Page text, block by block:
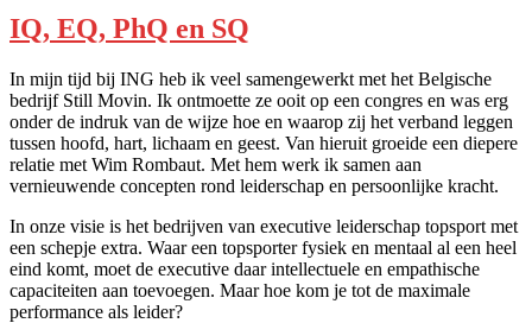
IQ, EQ, PhQ en SQ
In mijn tijd bij ING heb ik veel samengewerkt met het Belgische
bedrijf Still Movin. Ik ontmoette ze ooit op een congres en was erg
onder de indruk van de wijze hoe en waarop zij het verband leggen
tussen hoofd, hart, lichaam en geest. Van hieruit groeide een diepere
relatie met Wim Rombaut. Met hem werk ik samen aan
vernieuwende concepten rond leiderschap en persoonlijke kracht.
In onze visie is het bedrijven van executive leiderschap topsport met
een schepje extra. Waar een topsporter fysiek en mentaal al een heel
eind komt, moet de executive daar intellectuele en empathische
capaciteiten aan toevoegen. Maar hoe kom je tot de maximale
performance als leider?